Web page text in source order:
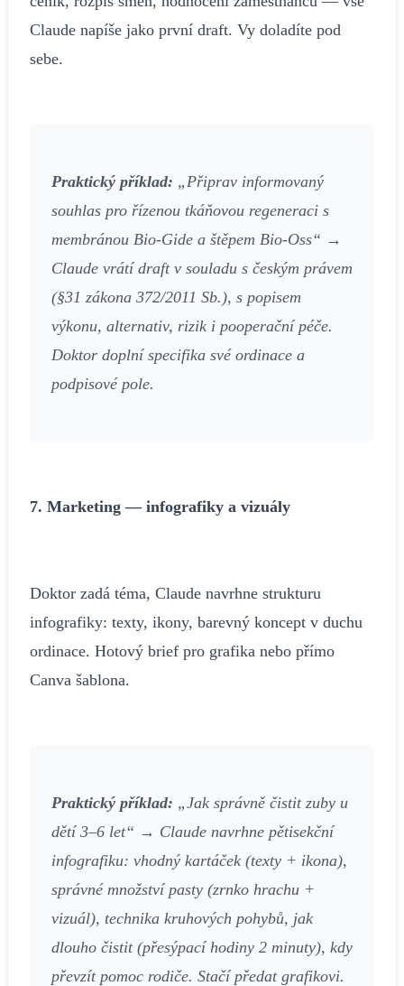
Claude napíše jako první draft. Vy doladíte pod
sebe.
Praktický příklad: „Připrav informovaný
souhlas pro řízenou tkáňovou regeneraci s
membránou Bio-Gide a štěpem Bio-Oss“ →
Claude vrátí draft v souladu s českým právem
(§31 zákona 372/2011 Sb.), s popisem
výkonu, alternativ, rizik i pooperační péče.
Doktor doplní specifika své ordinace a
podpisové pole.
7. Marketing — infografiky a vizuály
Doktor zadá téma, Claude navrhne strukturu
infografiky: texty, ikony, barevný koncept v duchu
ordinace. Hotový brief pro grafika nebo přímo
Canva šablona.
Praktický příklad: „Jak správně čistit zuby u
dětí 3–6 let“ → Claude navrhne pětisekční
infografiku: vhodný kartáček (texty + ikona),
správné množství pasty (zrnko hrachu +
vizuál), technika kruhových pohybů, jak
dlouho čistit (přesýpací hodiny 2 minuty), kdy
převzít pomoc rodiče. Stačí předat grafikovi.